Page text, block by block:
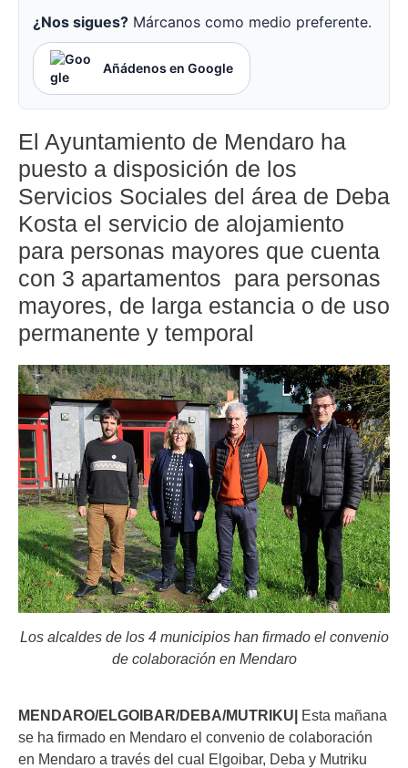
¿Nos sigues? Márcanos como medio preferente.
Añádenos en Google
El Ayuntamiento de Mendaro ha
puesto a disposición de los
Servicios Sociales del área de Deba
Kosta el servicio de alojamiento
para personas mayores que cuenta
con 3 apartamentos para personas
mayores, de larga estancia o de uso
permanente y temporal
Los alcaldes de los 4 municipios han firmado el convenio
de colaboración en Mendaro
MENDARO/ELGOIBAR/DEBA/MUTRIKU| Esta mañana
se ha firmado en Mendaro el convenio de colaboración
en Mendaro a través del cual Elgoibar, Deba y Mutriku